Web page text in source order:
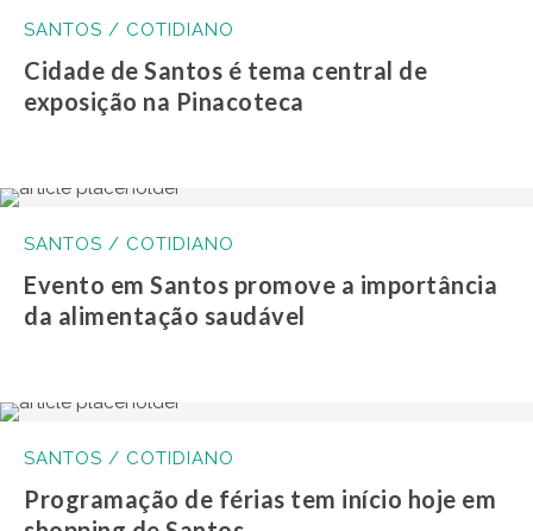
SANTOS / COTIDIANO
Cidade de Santos é tema central de
exposição na Pinacoteca
SANTOS / COTIDIANO
Evento em Santos promove a importância
da alimentação saudável
SANTOS / COTIDIANO
Programação de férias tem início hoje em